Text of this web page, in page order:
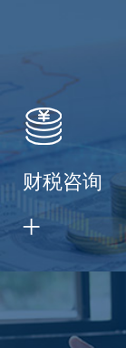
财税咨询